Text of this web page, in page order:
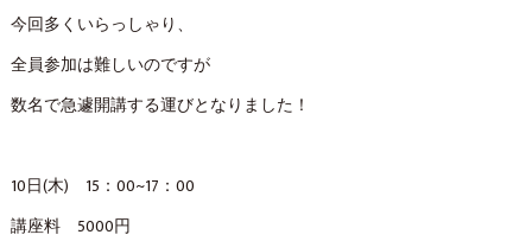
今回多くいらっしゃり、
全員参加は難しいのですが
数名で急遽開講する運びとなりました！
10日(木) 15：00~17：00
講座料 5000円